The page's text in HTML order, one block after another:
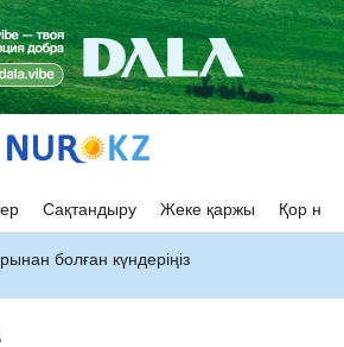
Сақтандыру Жеке қаржы Қор
болған күндеріңіз